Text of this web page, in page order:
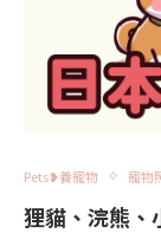
Pets❥養寵物 寵物
狸貓、浣熊、